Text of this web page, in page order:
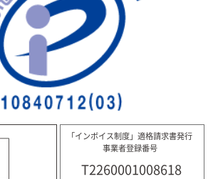
「インボイス制度」適格請求書発行
事業者登録番号
T2260001008618